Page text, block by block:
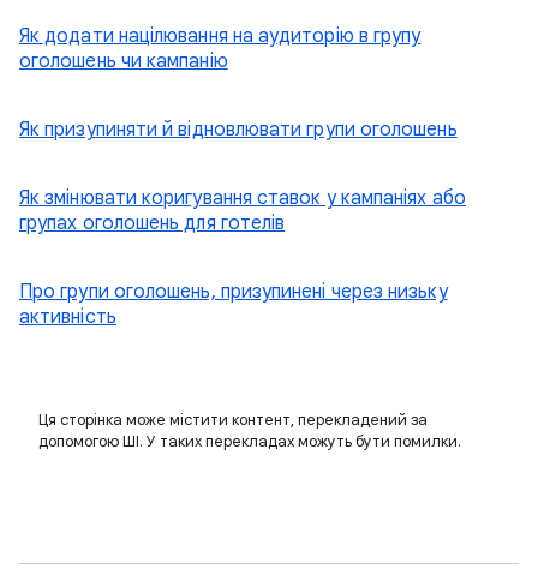
Як додати націлювання на аудиторію в групу
оголошень чи кампанію
Як призупиняти й відновлювати групи оголошень
Як змінювати коригування ставок у кампаніях або
групах оголошень для готелів
Про групи оголошень, призупинені через низьку
активність
Ця сторінка може містити контент, перекладений за
допомогою ШІ. У таких перекладах можуть бути помилки.